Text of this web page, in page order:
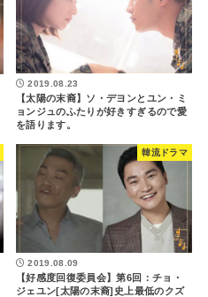
2019.08.23
【太陽の末裔】ソ・デヨンとユン・ミ
ョンジュのふたりが好きすぎるので愛
を語ります。
韓流ドラマ
2019.08.09
【好感度回復委員会】第6回：チョ・
ジェユン[太陽の末裔]史上最低のクズ